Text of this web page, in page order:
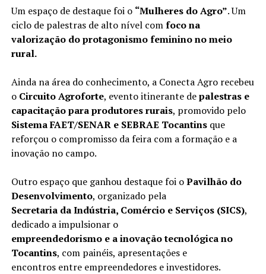
Um espaço de destaque foi o “Mulheres do Agro”. Um
ciclo de palestras de alto nível comfoco na
valorização do protagonismo feminino no meio
rural.
Ainda na área do conhecimento, a Conecta Agro recebeu
o Circuito Agroforte, evento itinerante depalestras e
capacitação para produtores rurais, promovido pelo
Sistema FAET/SENAR e SEBRAE Tocantinsque
reforçou o compromisso da feira com a formação e a
inovação no campo.
Outro espaço que ganhou destaque foi oPavilhão do
Desenvolvimento, organizado pela
Secretaria da Indústria, Comércio e Serviços (SICS),
dedicado a impulsionar o
empreendedorismo e a inovação tecnológica no
Tocantins, com painéis, apresentações e
encontros entre empreendedores e investidores.